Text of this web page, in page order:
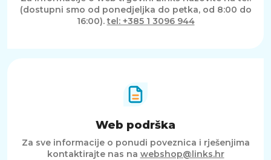
(dostupni smo od ponedjeljka do petka, od 8:00 do
16:00).tel: +385 1 3096 944
Web podrška
Za sve informacije o ponudi poveznica i rješenjima
kontaktirajte nas na webshop@links.hr